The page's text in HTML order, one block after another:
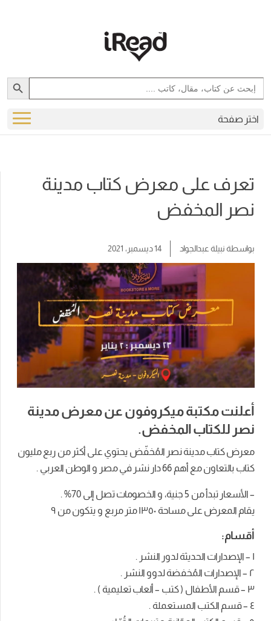
Search
for:
Search Button
اختر صفحة
تعرف على معرض كتاب مدينة
نصر المخفض
بواسطةنبيلة عبدالجواد 14 ديسمبر، 2021
أعلنت مكتبة ميكروفون عن معرض مدينة
نصر للكتاب المخفض.
معرض كتاب مدينة نصر المُخفّض يحتوي على أكثر من ربع مليون
كتاب بالتعاون مع أهم 66 دار نشر في مصر و الوطن العربي .
– الأسعار تبدأ من 5 جنية، و الخصومات تصل إلى 70% .
يقام المعرض على مساحة ١٣٥٠ متر مربع و يتكون من ٩
أقسام:
١ – الإصدارات الحديثة لدور النشر .
٢ – الإصدارات المُخفضة لدوو النشر .
٣ – قسم الأطفال ( كتب – ألعاب تعليمية ) .
٤ – قسم الكتب المستعملة .